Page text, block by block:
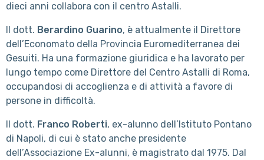
dieci anni collabora con il centro Astalli.
Il dott. Berardino Guarino, è attualmente il Direttore
dell’Economato della Provincia Euromediterranea dei
Gesuiti. Ha una formazione giuridica e ha lavorato per
lungo tempo come Direttore del Centro Astalli di Roma,
occupandosi di accoglienza e di attività a favore di
persone in difficoltà.
Il dott. Franco Roberti, ex-alunno dell’Istituto Pontano
di Napoli, di cui è stato anche presidente
dell’Associazione Ex-alunni, è magistrato dal 1975. Dal